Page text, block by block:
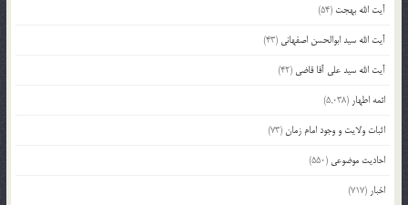
آیت الله بهجت (54)
آیت الله سید ابوالحسن اصفهانی (43)
آیت الله سید علی آقا قاضی (42)
ائمه اطهار (5,038)
اثبات ولایت و وجود امام زمان (73)
احادیث موضوعی (550)
اخبار (717)